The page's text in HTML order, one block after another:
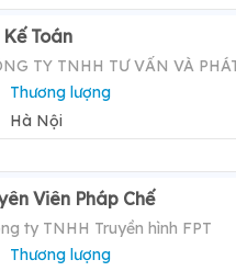
Toán
Thương lượng
Hà Nội
Viên Pháp Chế
ty TNHH Truyền hình FPT
Thương lượng